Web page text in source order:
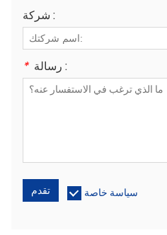
شركة :
* رسالة :
تقدم سياسة خاصة